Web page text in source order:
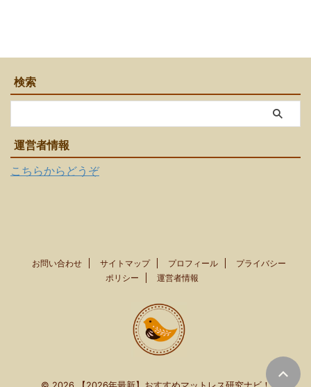
検索
運営者情報
こちらからどうぞ
お問い合わせ サイトマップ プロフィール
プライバシー
ポリシー
運営者情報